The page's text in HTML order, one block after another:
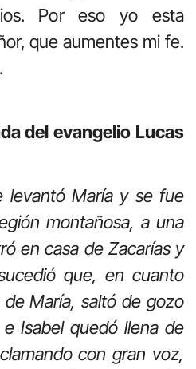
Por eso yo esta
que aumentes mi fe.
del evangelio Lucas
levantó María y se fue
montañosa, a una
en casa de Zacarías y
que, en cuanto
María, saltó de gozo
Isabel quedó llena de
con gran voz,